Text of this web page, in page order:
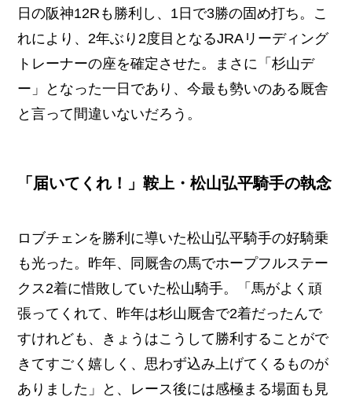
日の阪神12Rも勝利し、1日で3勝の固め打ち。こ
れにより、2年ぶり2度目となるJRAリーディング
トレーナーの座を確定させた。まさに「杉山デ
ー」となった一日であり、今最も勢いのある厩舎
と言って間違いないだろう。
「届いてくれ！」鞍上・松山弘平騎手の執念
ロブチェンを勝利に導いた松山弘平騎手の好騎乗
も光った。昨年、同厩舎の馬でホープフルステー
クス2着に惜敗していた松山騎手。「馬がよく頑
張ってくれて、昨年は杉山厩舎で2着だったんで
すけれども、きょうはこうして勝利することがで
きてすごく嬉しく、思わず込み上げてくるものが
ありました」と、レース後には感極まる場面も見